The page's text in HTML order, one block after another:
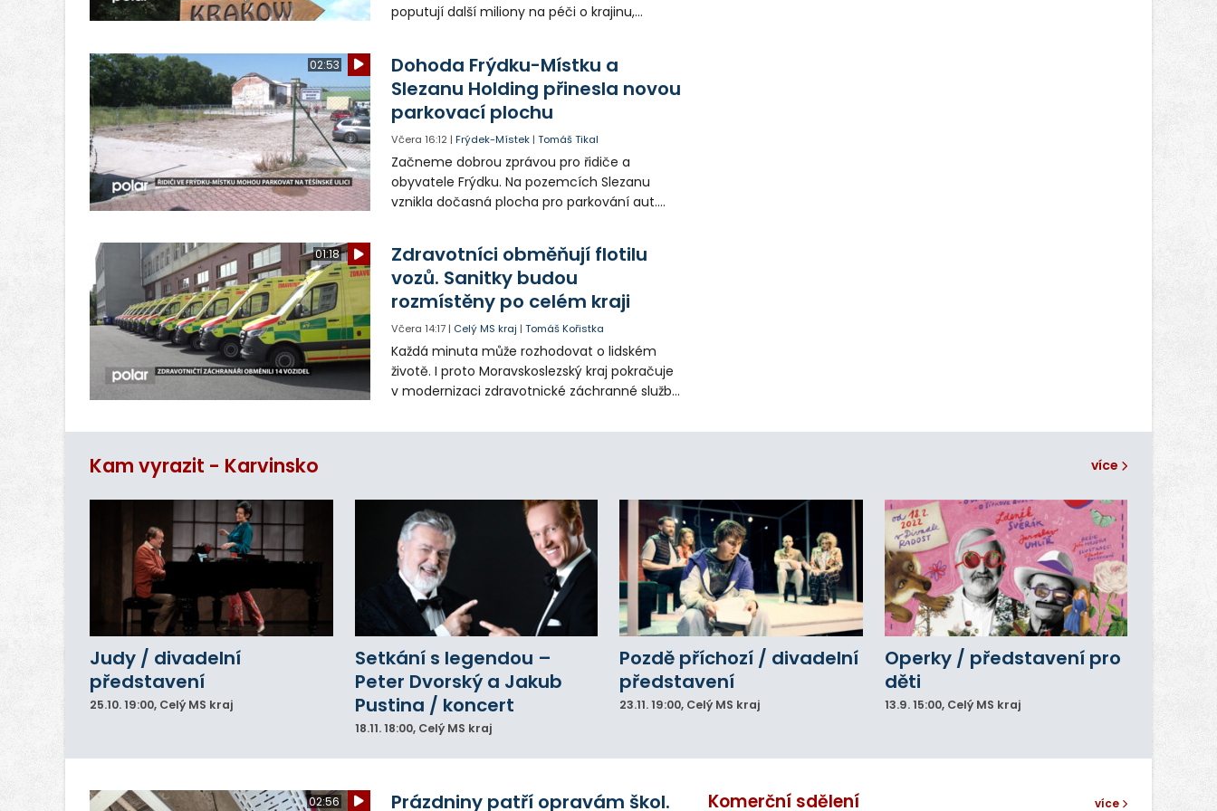
poputují další miliony na péči o krajinu,
02:53
Dohoda Frýdku-Místku a
Slezanu Holding přinesla novou
parkovací plochu
Včera 16:12 |Frýdek-Místek |Tomáš Tikal
Začneme dobrou zprávou pro řidiče a
obyvatele Frýdku. Na pozemcích Slezanu
vznikla dočasná plocha pro parkování aut.
01:18
Zdravotníci obměňují flotilu
vozů. Sanitky budou
rozmístěny po celém kraji
Včera 14:17 | Celý MS kraj |Tomáš Kořistka
Každá minuta může rozhodovat o lidském
životě. I proto Moravskoslezský kraj pokračuje
v modernizaci zdravotnické záchranné služby
vybavených nejmodernější technikou.
Kam vyrazit - Karvinsko více
Judy / divadelní
představení
25.10.19:00, Celý MS kraj
Setkání s legendou –
Peter Dvorský a Jakub
Pustina / koncert
18.11. 18:00, Celý MS kraj
Pozdě příchozí / divadelní
představení
23.11.19:00, Celý MS kraj
Operky / představení pro
děti
13.9. 15:00, Celý MS kraj
02:56 Prázdniny patří opravám škol. Komerční sdělení více